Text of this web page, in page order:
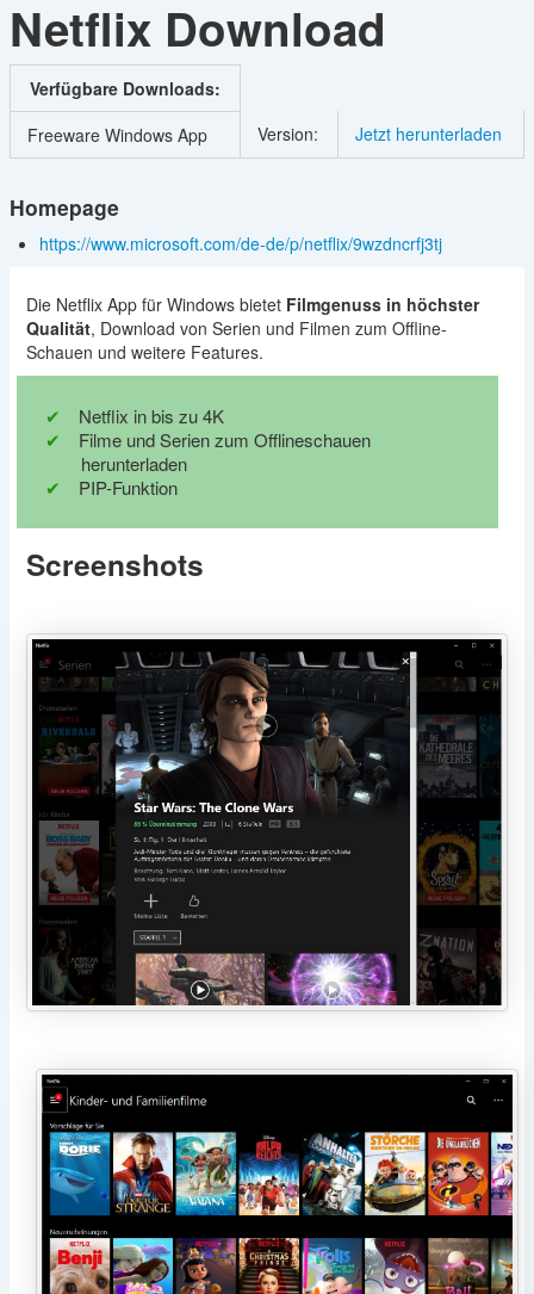
Netflix Download
Verfügbare Downloads:
Freeware Windows App
Version: Jetzt herunterladen
Homepage
https://www.microsoft.com/de-de/p/netflix/9wzdncrfj3tj
Die Netflix App für Windows bietet Filmgenuss in höchster
Qualität, Download von Serien und Filmen zum Offline-
Schauen und weitere Features.
Netflix in bis zu 4K
Filme und Serien zum Offlineschauen
herunterladen
PIP-Funktion
Screenshots